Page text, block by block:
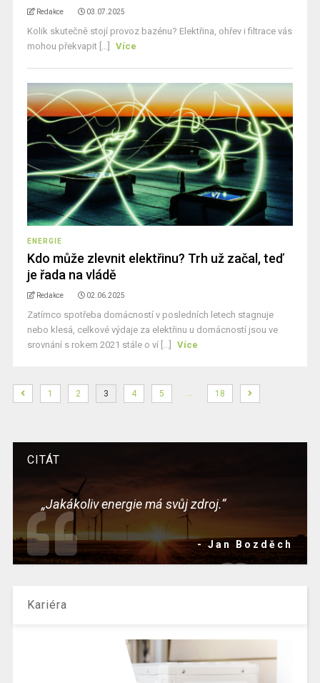
Redakce 03.07.2025
Kolik skutečně stojí provoz bazénu? Elektřina, ohřev i filtrace vás
mohou překvapit [...]
Více
ENERGIE
Kdo může zlevnit elektřinu? Trh už začal, teď
je řada na vládě
Redakce 02.06.2025
Zatímco spotřeba domácností v posledních letech stagnuje
nebo klesá, celkové výdaje za elektřinu u domácností jsou ve
srovnání s rokem 2021 stále o ví [...]
Více
1 2 3 4 5 … 18
CITÁT
„Jakákoliv energie má svůj zdroj.“
- Jan Bozděch
Kariéra